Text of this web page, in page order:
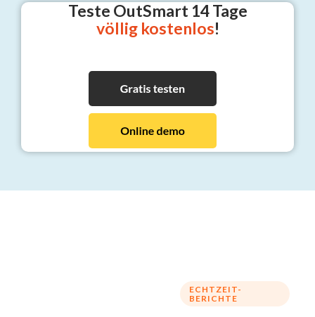
Teste OutSmart 14 Tage
völlig kostenlos!
ECHTZEIT-
BERICHTE